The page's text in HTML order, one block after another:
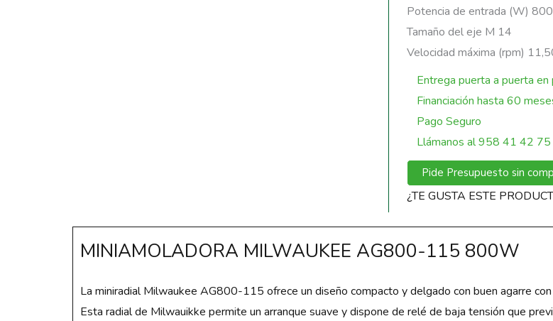
Potencia de entrada (W) 800
Tamaño del eje M 14
Velocidad máxima (rpm)
Entrega puerta a puerta en
Financiación hasta 60
Pago Seguro
Llámanos al 958 41 42 75
Pide Presupuesto sin
¿TE GUSTA ESTE
MINIAMOLADORA MILWAUKEE AG800-115 800W
La miniradial Milwaukee AG800-115 ofrece un diseño compacto y delgado con buen agarre
Esta radial de Milwauikke permite un arranque suave y dispone de relé de baja tensión que